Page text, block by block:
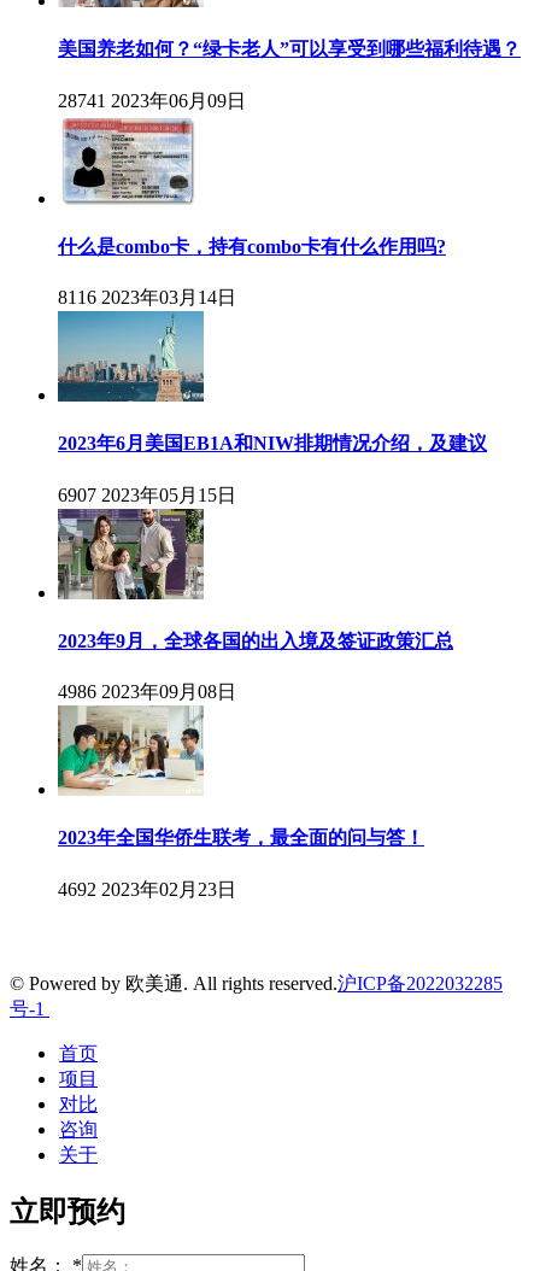
美国养老如何？“绿卡老人”可以享受到哪些福利待遇？
28741 2023年06月09日
什么是combo卡，持有combo卡有什么作用吗?
8116 2023年03月14日
2023年6月美国EB1A和NIW排期情况介绍，及建议
6907 2023年05月15日
2023年9月，全球各国的出入境及签证政策汇总
4986 2023年09月08日
2023年全国华侨生联考，最全面的问与答！
4692 2023年02月23日
© Powered by 欧美通. All rights reserved.沪ICP备2022032285
号-1
首页
项目
对比
咨询
关于
立即预约
姓名： *